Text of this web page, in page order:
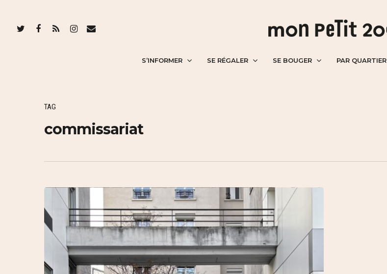
S’INFORMER SE RÉGALER SE BOUGER PAR QUARTIER
TAG
commissariat